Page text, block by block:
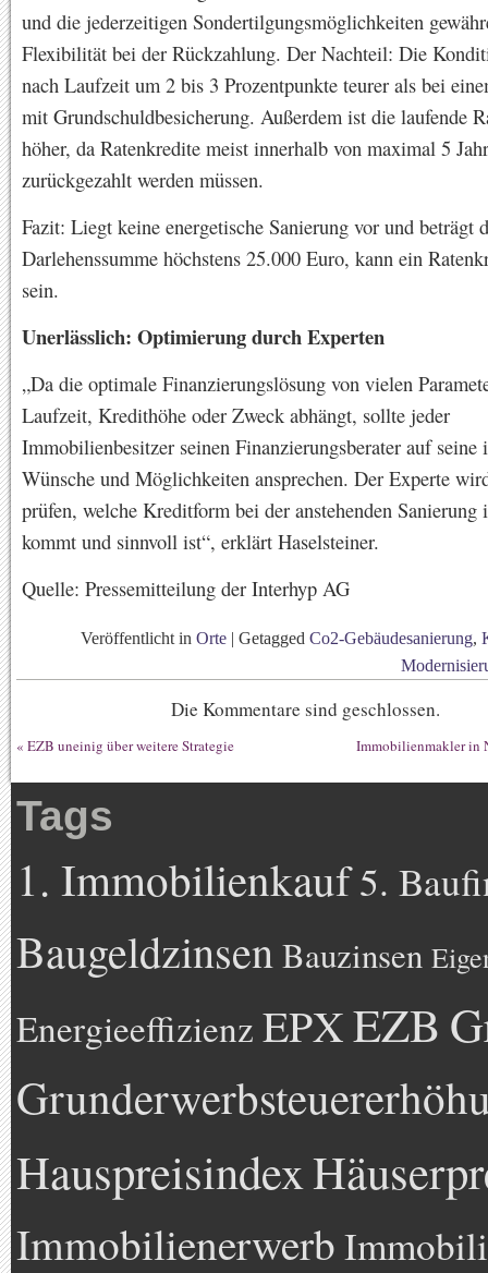
und die jederzeitigen Sondertilgungsmöglichkeiten
Flexibilität bei der Rückzahlung. Der Nachteil: Die
nach Laufzeit um 2 bis 3 Prozentpunkte teurer als bei
mit Grundschuldbesicherung. Außerdem ist die laufende
höher, da Ratenkredite meist innerhalb von maximal 5
zurückgezahlt werden müssen.
Fazit: Liegt keine energetische Sanierung vor und beträgt
Darlehenssumme höchstens 25.000 Euro, kann ein
sein.
Unerlässlich: Optimierung durch Experten
„Da die optimale Finanzierungslösung von vielen
Laufzeit, Kredithöhe oder Zweck abhängt, sollte jeder
Immobilienbesitzer seinen Finanzierungsberater auf
Wünsche und Möglichkeiten ansprechen. Der Experte
prüfen, welche Kreditform bei der anstehenden Sanierung
kommt und sinnvoll ist“, erklärt Haselsteiner.
Quelle: Pressemitteilung der Interhyp AG
Veröffentlicht in Orte | Getagged Co2-Gebäudesanierung,
Die Kommentare sind geschlossen.
« EZB uneinig über weitere Strategie Immobilienmakler in
Tags
1. Immobilienkauf5.
BaugeldzinsenBauzinsen
Energieeffizienz EPXEZB
Hauspreisindex
Immobilienerwerb